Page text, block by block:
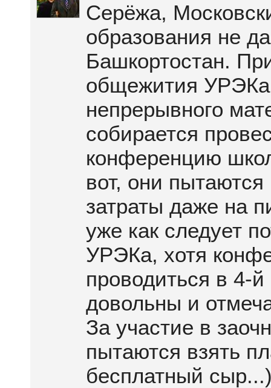
Серёжа,
образования не
Башкортостан.
общежития
непрерывного
собирается
конференцию
вот, они
затраты даже на
уже как следует
УРЭКа, хотя
проводиться в 4-
довольны и
За участие в
пытаются взять
бесплатный